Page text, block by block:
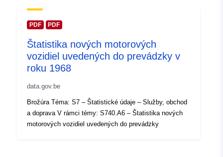
PDF PDF
Štatistika nových motorových
vozidiel uvedených do prevádzky v
roku 1968
data.gov.be
Brožúra Téma: S7 – Štatistické údaje – Služby, obchod
a doprava V rámci témy: S740.A6 – Štatistika nových
motorových vozidiel uvedených do prevádzky